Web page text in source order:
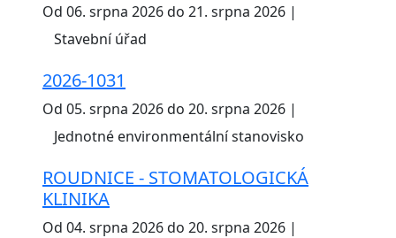
Od 06. srpna 2026 do 21. srpna 2026 |
Stavební úřad
2026-1031
Od 05. srpna 2026 do 20. srpna 2026 |
Jednotné environmentální stanovisko
ROUDNICE - STOMATOLOGICKÁ
KLINIKA
Od 04. srpna 2026 do 20. srpna 2026 |